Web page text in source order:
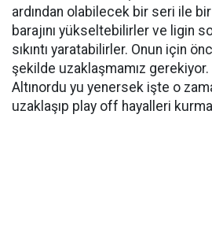
ardından olabilecek bir seri ile
barajını yükseltebilirler ve ligin
sıkıntı yaratabilirler. Onun için
şekilde uzaklaşmamız gerekiyor.
Altınordu yu yenersek işte o
uzaklaşıp play off hayalleri